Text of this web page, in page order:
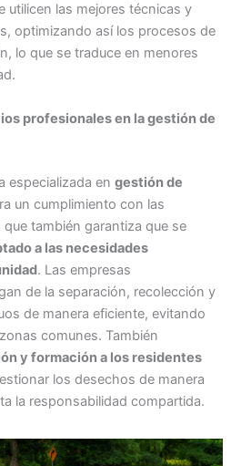
utilicen las mejores técnicas y
optimizando así los procesos de
lo que se traduce en menores
profesionales en la gestión de
especializada en gestión de
un cumplimiento con las
también garantiza que se
a las necesidades
. Las empresas
de la separación, recolección y
de manera eficiente, evitando
comunes. También
y formación a los residentes
los desechos de manera
la responsabilidad compartida.